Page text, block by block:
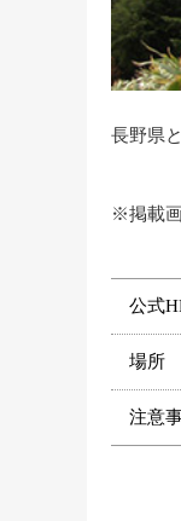
長野県
※掲載画
公式
場所
注意